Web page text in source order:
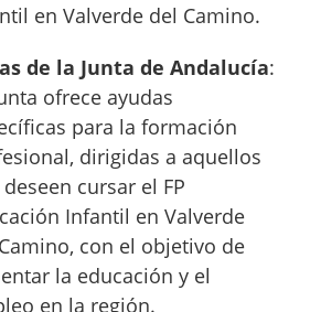
en Valverde del Camino.
de la Junta de Andalucía:
ofrece ayudas
para la formación
dirigidas a aquellos
cursar el FP
Infantil en Valverde
con el objetivo de
la educación y el
en la región.